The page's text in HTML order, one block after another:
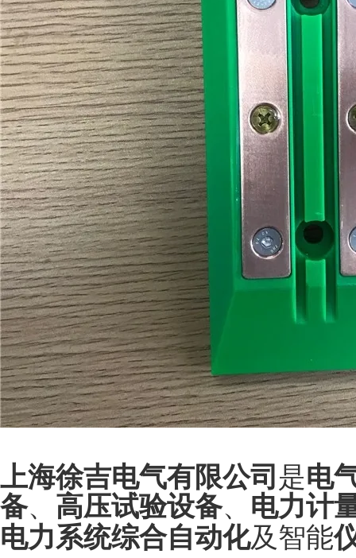
上海徐吉电气有限公司 是电
备、 高压试验设备、 电力计
电力系统综合自动化及智能